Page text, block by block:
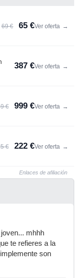
69 € 65 €Ver oferta →
387 €Ver oferta →
€ 999 €Ver oferta →
€ 222 €Ver oferta →
Enlaces de afiliación
mhhh
te refieres a la
son